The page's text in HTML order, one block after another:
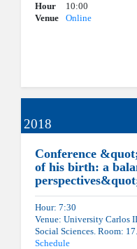
Hour
10:00
Venue
Online
2018
Conference
of his birth: a
Hour: 7:30
Venue: University Carlos
Social Sciences. Room:
Schedule